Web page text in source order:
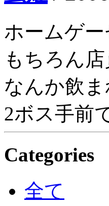
ホームゲ
もちろん
なんか飲
2ボス手前
Categories
全て